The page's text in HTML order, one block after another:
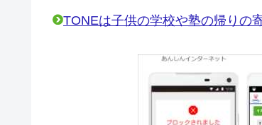
TONEは子供の学校や塾の帰りの